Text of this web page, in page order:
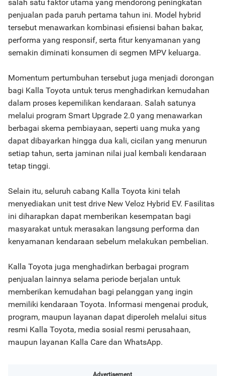
salah satu faktor utama yang mendorong peningkatan
penjualan pada paruh pertama tahun ini. Model hybrid
tersebut menawarkan kombinasi efisiensi bahan bakar,
performa yang responsif, serta fitur kenyamanan yang
semakin diminati konsumen di segmen MPV keluarga.
Momentum pertumbuhan tersebut juga menjadi dorongan
bagi Kalla Toyota untuk terus menghadirkan kemudahan
dalam proses kepemilikan kendaraan. Salah satunya
melalui program Smart Upgrade 2.0 yang menawarkan
berbagai skema pembiayaan, seperti uang muka yang
dapat dibayarkan hingga dua kali, cicilan yang menurun
setiap tahun, serta jaminan nilai jual kembali kendaraan
tetap tinggi.
Selain itu, seluruh cabang Kalla Toyota kini telah
menyediakan unit test drive New Veloz Hybrid EV. Fasilitas
ini diharapkan dapat memberikan kesempatan bagi
masyarakat untuk merasakan langsung performa dan
kenyamanan kendaraan sebelum melakukan pembelian.
Kalla Toyota juga menghadirkan berbagai program
penjualan lainnya selama periode berjalan untuk
memberikan kemudahan bagi pelanggan yang ingin
memiliki kendaraan Toyota. Informasi mengenai produk,
program, maupun layanan dapat diperoleh melalui situs
resmi Kalla Toyota, media sosial resmi perusahaan,
maupun layanan Kalla Care dan WhatsApp.
Advertisement